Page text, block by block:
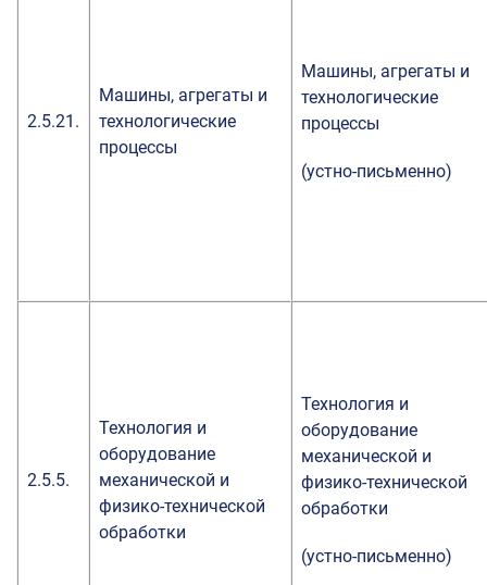
2.5.21.
Машины, агрегаты и
технологические
процессы
Машины, агрегаты и
технологические
процессы
(устно-письменно)
2.5.5.
Технология и
оборудование
механической и
физико-технической
обработки
Технология и
оборудование
механической и
физико-технической
обработки
(устно-письменно)